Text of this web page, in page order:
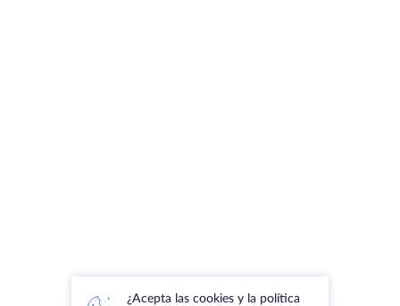
¿Acepta las cookies y la política